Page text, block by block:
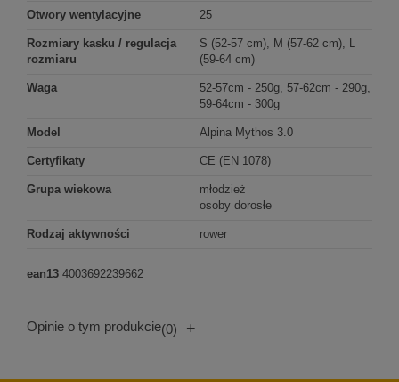
Otwory wentylacyjne 25
Rozmiary kasku / regulacja
rozmiaru
S (52-57 cm), M (57-62 cm), L
(59-64 cm)
Waga
52-57cm - 250g, 57-62cm - 290g,
59-64cm - 300g
Model Alpina Mythos 3.0
Certyfikaty CE (EN 1078)
Grupa wiekowa
młodzież
osoby dorosłe
Rodzaj aktywności rower
ean13 4003692239662
Opinie o tym produkcie(0) +